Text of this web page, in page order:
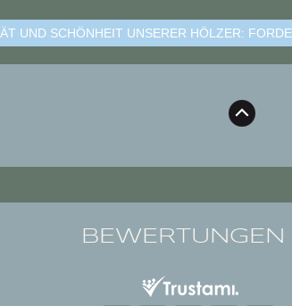
UND SCHÖNHEIT UNSERER HÖLZER:
BEWERTUNGEN